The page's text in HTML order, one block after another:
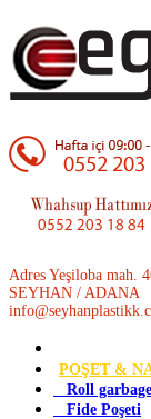
Adres Yeşiloba mah.
SEYHAN / ADANA
POŞET &
Roll
Fide Poşeti